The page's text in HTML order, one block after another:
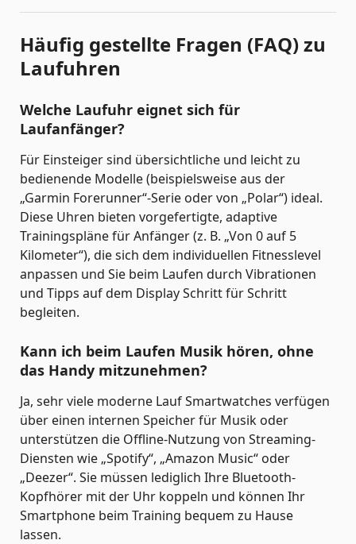
Häufig gestellte Fragen (FAQ) zu
Laufuhren
Welche Laufuhr eignet sich für
Laufanfänger?
Für Einsteiger sind übersichtliche und leicht zu
bedienende Modelle (beispielsweise aus der
„Garmin Forerunner“-Serie oder von „Polar“) ideal.
Diese Uhren bieten vorgefertigte, adaptive
Trainingspläne für Anfänger (z. B. „Von 0 auf 5
Kilometer“), die sich dem individuellen Fitnesslevel
anpassen und Sie beim Laufen durch Vibrationen
und Tipps auf dem Display Schritt für Schritt
begleiten.
Kann ich beim Laufen Musik hören, ohne
das Handy mitzunehmen?
Ja, sehr viele moderne Lauf Smartwatches verfügen
über einen internen Speicher für Musik oder
unterstützen die Offline-Nutzung von Streaming-
Diensten wie „Spotify“, „Amazon Music“ oder
„Deezer“. Sie müssen lediglich Ihre Bluetooth-
Kopfhörer mit der Uhr koppeln und können Ihr
Smartphone beim Training bequem zu Hause
lassen.